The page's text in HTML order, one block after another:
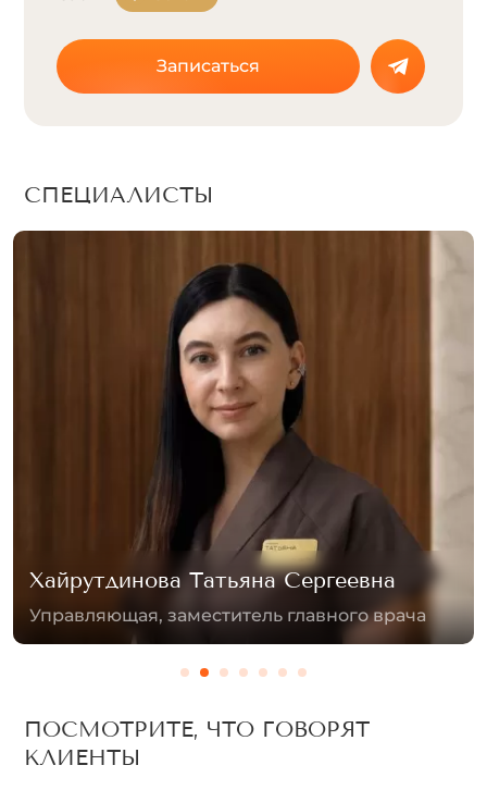
Записаться
СПЕЦИАЛИСТЫ
Сургутская Ирина
Специалист лазерной эпиляции
ПОСМОТРИТЕ, ЧТО ГОВОРЯТ
КЛИЕНТЫ